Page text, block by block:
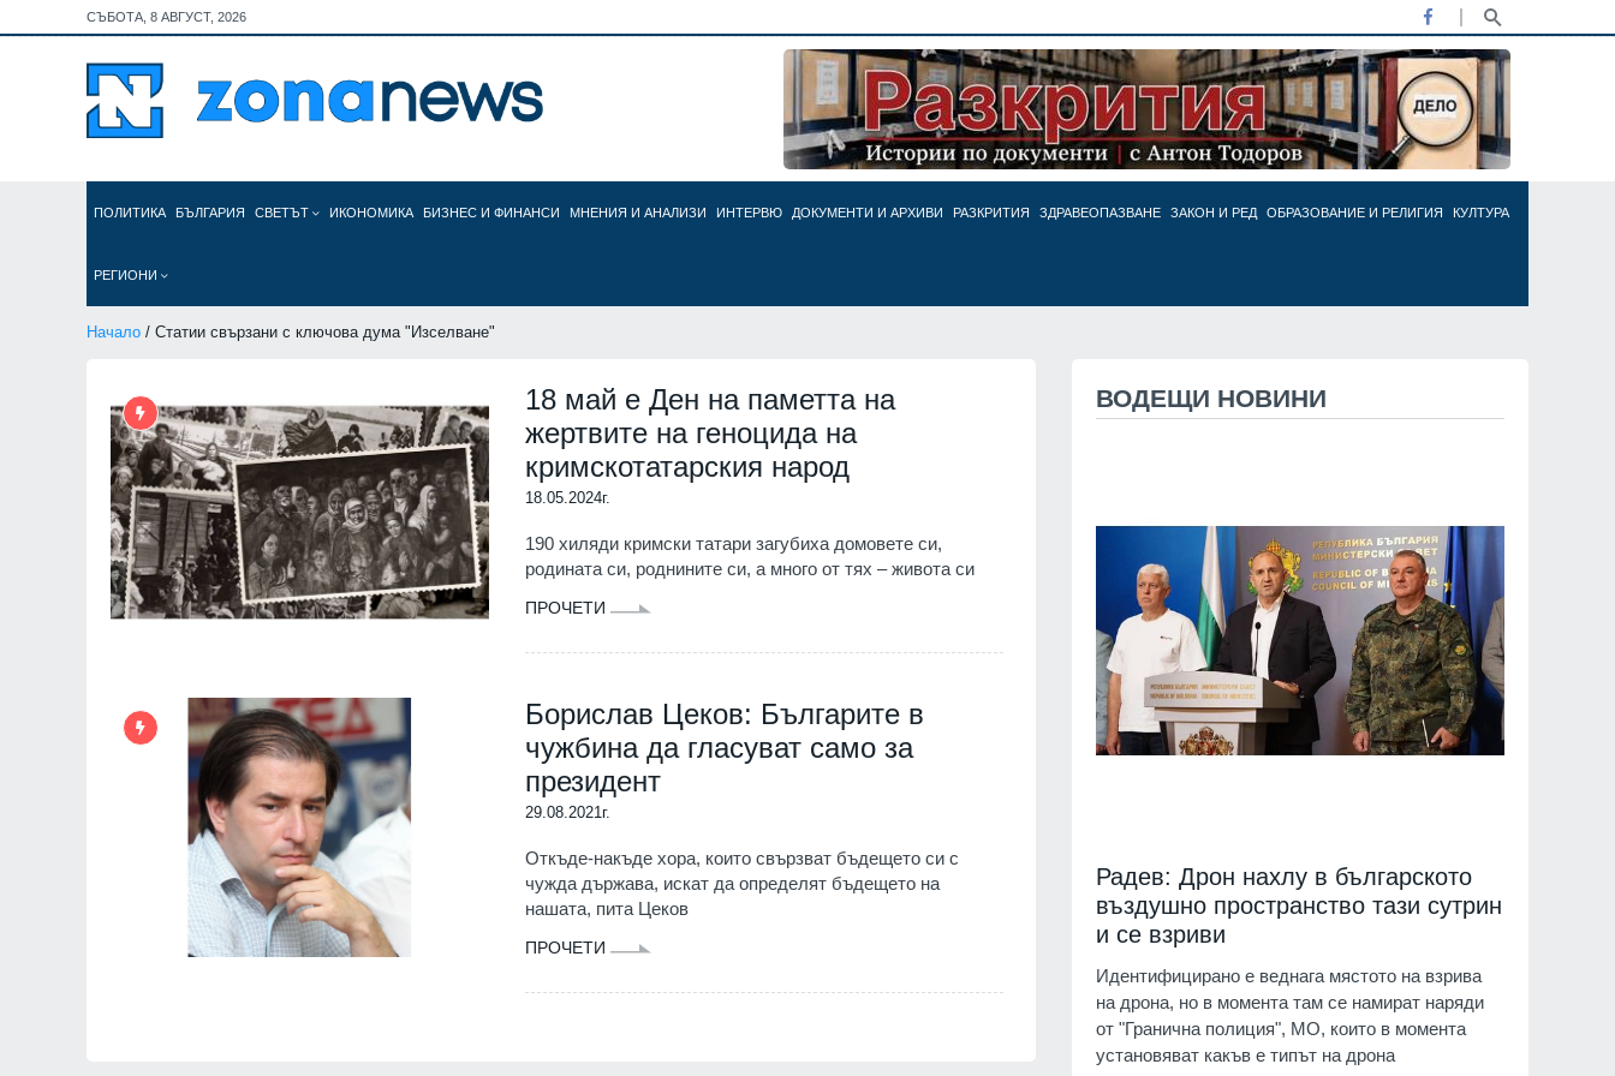
СЪБОТА, 8 АВГУСТ, 2026
ПОЛИТИКА БЪЛГАРИЯ СВЕТЪТ ИКОНОМИКА БИЗНЕС И ФИНАНСИ МНЕНИЯ И АНАЛИЗИ ИНТЕРВЮ ДОКУМЕНТИ И АРХИВИ РАЗКРИТИЯ ЗДРАВЕОПАЗВАНЕ ЗАКОН И РЕД ОБРАЗОВАНИЕ И РЕЛИГИЯ КУЛТУРА
РЕГИОНИ
Начало / Статии свързани с ключова дума "Изселване"
18 май е Ден на паметта на
жертвите на геноцида на
кримскотатарския народ
18.05.2024г.
190 хиляди кримски татари загубиха домовете си,
родината си, роднините си, а много от тях – живота си
ПРОЧЕТИ
Борислав Цеков: Българите в
чужбина да гласуват само за
президент
29.08.2021г.
Откъде-накъде хора, които свързват бъдещето си с
чужда държава, искат да определят бъдещето на
нашата, пита Цеков
ПРОЧЕТИ
ВОДЕЩИ НОВИНИ
Радев: Дрон нахлу в българското
въздушно пространство тази сутрин
и се взриви
Идентифицирано е веднага мястото на взрива
на дрона, но в момента там се намират наряди
от "Гранична полиция", МО, които в момента
установяват какъв е типът на дрона